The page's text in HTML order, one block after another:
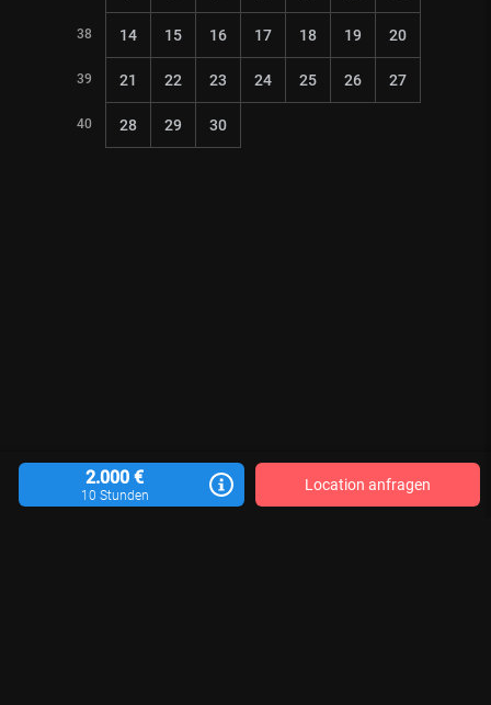
38 14 15 16 17 18 19 20
39 21 22 23 24 25 26 27
40 28 29 30
2.000 €
10 Stunden
Location anfragen